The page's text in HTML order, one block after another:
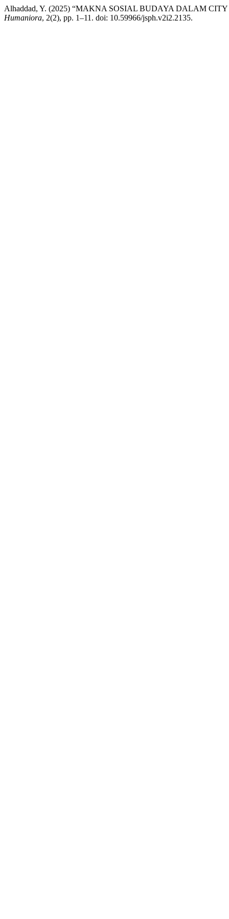
Alhaddad, Y. (2025) “MAKNA SOSIAL BUDAYA DALAM
Humaniora, 2(2), pp. 1–11. doi: 10.59966/jsph.v2i2.2135.